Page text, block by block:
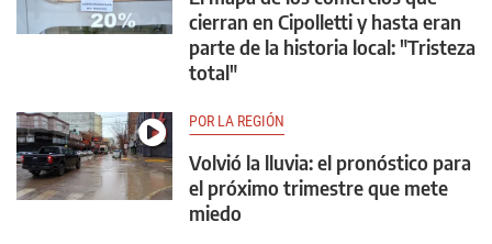
cierran en Cipolletti y hasta eran
parte de la historia local: "Tristeza
total"
POR LA REGIÓN
Volvió la lluvia: el pronóstico para
el próximo trimestre que mete
miedo